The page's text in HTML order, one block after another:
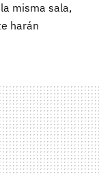
misma sala,
harán